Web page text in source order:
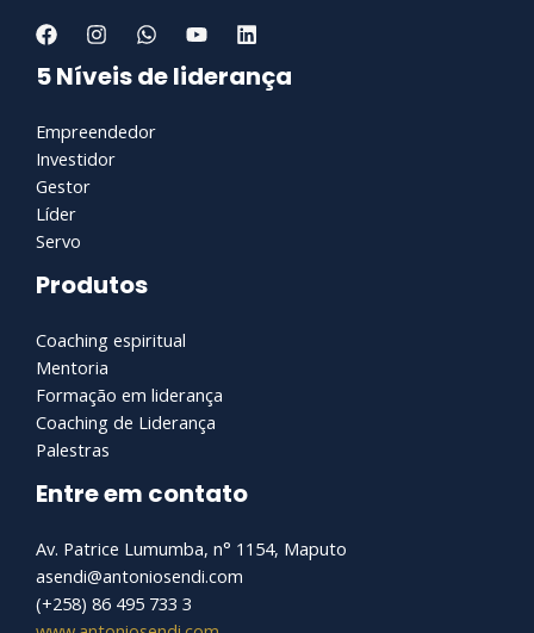
5 Níveis de liderança
Empreendedor
Investidor
Gestor
Líder
Servo
Produtos
Coaching espiritual
Mentoria
Formação em liderança
Coaching de Liderança
Palestras
Entre em contato
Av. Patrice Lumumba, n° 1154, Maputo
asendi@antoniosendi.com​
(+258) 86 495 733 3